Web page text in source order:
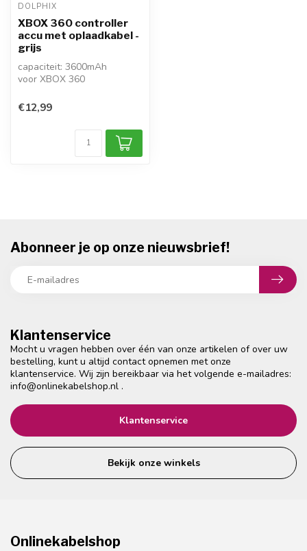
DOLPHIX
XBOX 360 controller
accu met oplaadkabel -
grijs
capaciteit: 3600mAh
voor XBOX 360
XBOX One
geen orig...
€12,99
Klantenservice
Mocht u vragen hebben over één van onze artikelen of over uw
bestelling, kunt u altijd contact opnemen met onze
klantenservice. Wij zijn bereikbaar via het volgende e-mailadres:
info@onlinekabelshop.nl .
Klantenservice
Bekijk onze winkels
Abonneer je op onze nieuwsbrief!
Onlinekabelshop